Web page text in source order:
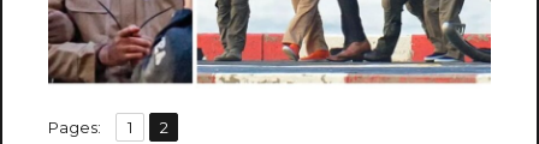
Pages: Page
1 ,
Page
2